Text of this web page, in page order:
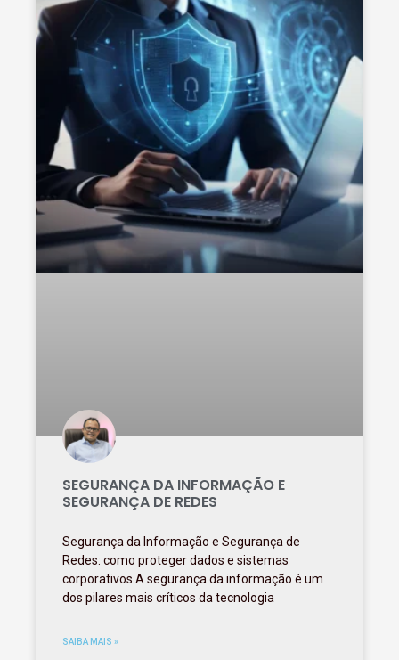
SEGURANÇA DA INFORMAÇÃO E
SEGURANÇA DE REDES
Segurança da Informação e Segurança de
Redes: como proteger dados e sistemas
corporativos A segurança da informação é um
dos pilares mais críticos da tecnologia
SAIBA MAIS »